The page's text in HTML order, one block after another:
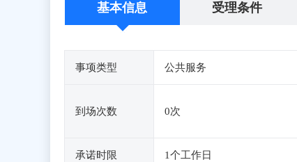
基本信息 受理条件
事项类型 公共服务
到场次数 0次
承诺时限 1个工作日